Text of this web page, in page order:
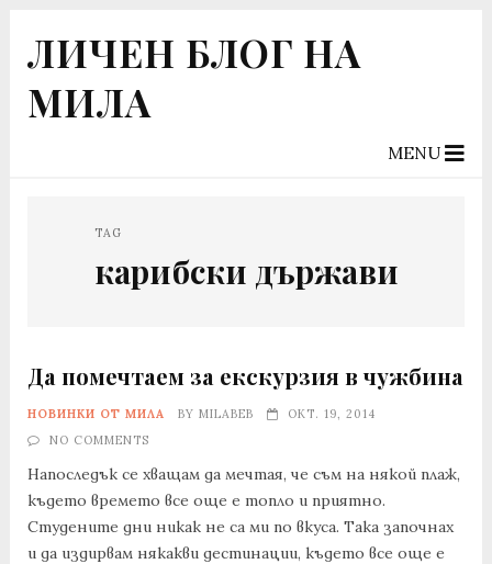
ЛИЧЕН БЛОГ НА
МИЛА
MENU
TAG
карибски държави
Да помечтаем за екскурзия в чужбина
НОВИНКИ ОТ МИЛА BY MILABEB
ОКТ. 19, 2014
NO COMMENTS
Напоследък се хващам да мечтая, че съм на някой плаж,
където времето все още е топло и приятно.
Студените дни никак не са ми по вкуса. Така започнах
и да издирвам някакви дестинации, където все още е